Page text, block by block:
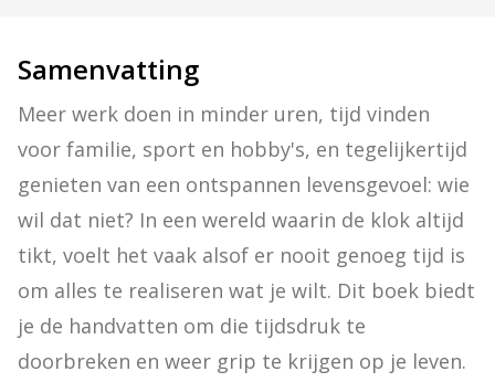
Samenvatting
Meer werk doen in minder uren, tijd vinden
voor familie, sport en hobby's, en tegelijkertijd
genieten van een ontspannen levensgevoel: wie
wil dat niet? In een wereld waarin de klok altijd
tikt, voelt het vaak alsof er nooit genoeg tijd is
om alles te realiseren wat je wilt. Dit boek biedt
je de handvatten om die tijdsdruk te
doorbreken en weer grip te krijgen op je leven.